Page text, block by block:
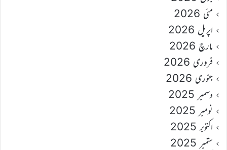
مئی 2026
اپریل 2026
مارچ 2026
فروری 2026
جنوری 2026
دسمبر 2025
نومبر 2025
اکتوبر 2025
ستمبر 2025